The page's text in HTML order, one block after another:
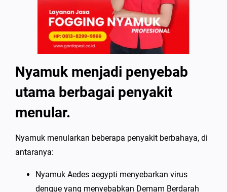
Nyamuk menjadi penyebab
utama berbagai penyakit
menular.
Nyamuk menularkan beberapa penyakit berbahaya, di
antaranya:
Nyamuk Aedes aegypti menyebarkan virus
dengue yang menyebabkan Demam Berdarah